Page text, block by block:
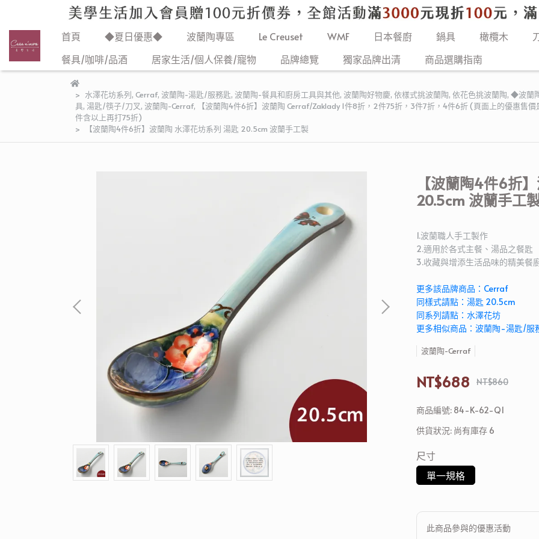
首頁 ◆夏日優惠◆ 波蘭陶專區 Le Creuset WMF 日本餐廚 鍋具 橄欖木
餐具/咖啡/品酒
居家生活/個人保養/寵物 品牌總覽 獨家品牌出清 商品選購指南
水澤花坊系列, Cerraf, 波蘭陶-湯匙/服務匙, 波蘭陶-餐具和廚房工具與其他, 波蘭陶好物慶, 依樣式挑波蘭陶, 依花色挑波蘭陶, ◆波蘭
具, 湯匙/筷子/刀叉, 波蘭陶-Cerraf,
【波蘭陶4件6折】波蘭陶 Cerraf/Zaklady 1件8折，2件75折，3件7折，4件6折 (頁面上的優惠售
件含以上再打75折)
【波蘭陶4件6折】波蘭陶 水澤花坊系列 湯匙 20.5cm 波蘭手工製
【波蘭陶4件6折
20.5cm 波蘭手工
1.波蘭職人手工製作
2.適用於各式主餐、湯品之餐匙
3.收藏與增添生活品味的精美餐
更多該品牌商品：Cerraf
同樣式請點：湯匙 20.5cm
同系列請點：水澤花坊
更多相似商品：波蘭陶-湯匙/服
波蘭陶-Cerraf
NT$688 NT$860
商品編號: 84-K-62-Q1
供貨狀況: 尚有庫存 6
尺寸
單一規格
此商品參與的優惠活動